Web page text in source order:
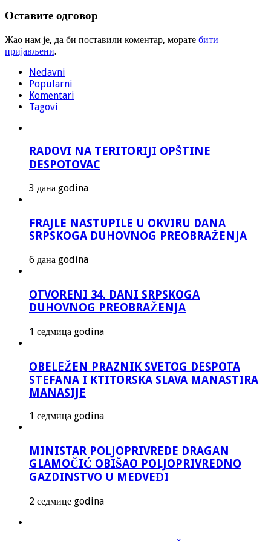
Оставите одговор
Жао нам је, да би поставили коментар, морате бити
пријављени.
Nedavni
Popularni
Komentari
Tagovi
RADOVI NA TERITORIJI OPŠTINE
DESPOTOVAC
3 дана godina
FRAJLE NASTUPILE U OKVIRU DANA
SRPSKOGA DUHOVNOG PREOBRAŽENJA
6 дана godina
OTVORENI 34. DANI SRPSKOGA
DUHOVNOG PREOBRAŽENJA
1 седмица godina
OBELEŽEN PRAZNIK SVETOG DESPOTA
STEFANA I KTITORSKA SLAVA MANASTIRA
MANASIJE
1 седмица godina
MINISTAR POLJOPRIVREDE DRAGAN
GLAMOČIĆ OBIŠAO POLJOPRIVREDNO
GAZDINSTVO U MEDVEĐI
2 седмице godina